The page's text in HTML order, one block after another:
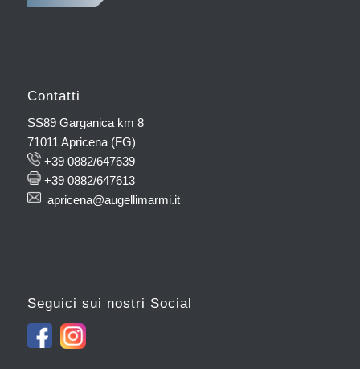
Contatti
SS89 Garganica km 8
71011 Apricena (FG)
+39 0882/647639
+39 0882/647613
apricena@augellimarmi.it
Seguici sui nostri Social